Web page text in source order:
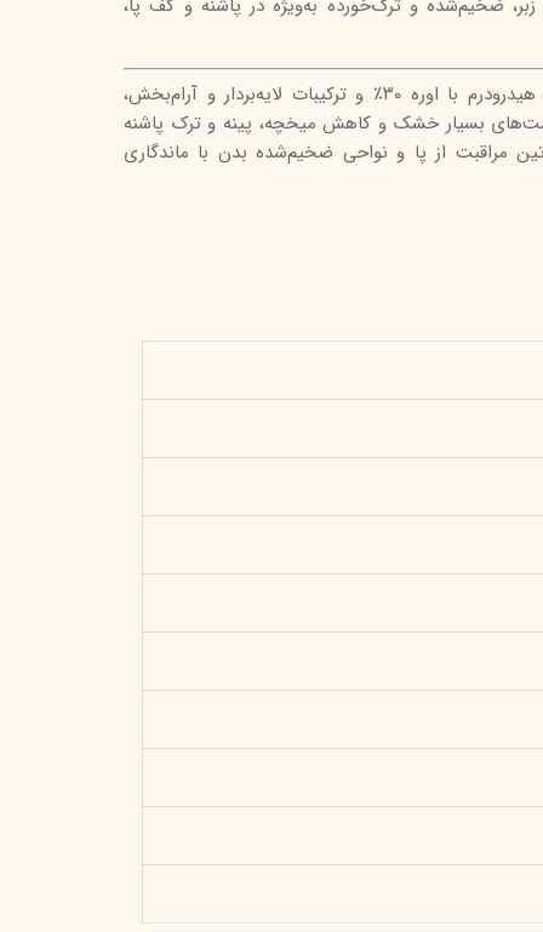
ضخیم‌شده و ترک‌خورده به‌ویژه در پاشنه و کف پا،
ژل مرطوب‌کننده قوی اکتی‌فوت هیدرودرم با اوره ۳۰٪ و ترکیبات لایه‌بردار و آرام‌بخش،
بسیار خشک و کاهش میخچه، پینه و ترک پاشنه
مراقبت از پا و نواحی ضخیم‌شده بدن با ماندگاری